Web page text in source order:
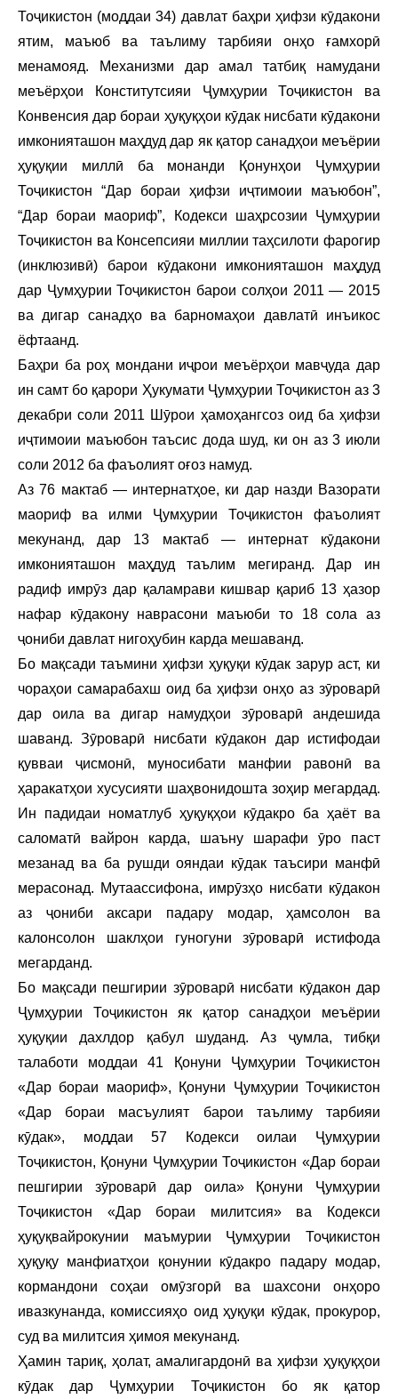
Тоҷикистон (моддаи 34) давлат баҳри ҳифзи кӯдакони
ятим, маъюб ва таълиму тарбияи онҳо ғамхорӣ
менамояд. Механизми дар амал татбиқ намудани
меъёрҳои Конститутсияи Ҷумҳурии Тоҷикистон ва
Конвенсия дар бораи ҳуқуқҳои кӯдак нисбати кӯдакони
имконияташон маҳдуд дар як қатор санадҳои меъёрии
ҳуқуқии миллӣ ба монанди Қонунҳои Ҷумҳурии
Тоҷикистон “Дар бораи ҳифзи иҷтимоии маъюбон”,
“Дар бораи маориф”, Кодекси шаҳрсозии Ҷумҳурии
Тоҷикистон ва Консепсияи миллии таҳсилоти фарогир
(инклюзивӣ) барои кӯдакони имконияташон маҳдуд
дар Ҷумҳурии Тоҷикистон барои солҳои 2011 — 2015
ва дигар санадҳо ва барномаҳои давлатӣ инъикос
ёфтаанд.
Баҳри ба роҳ мондани иҷрои меъёрҳои мавҷуда дар
ин самт бо қарори Ҳукумати Ҷумҳурии Тоҷикистон аз 3
декабри соли 2011 Шӯрои ҳамоҳангсоз оид ба ҳифзи
иҷтимоии маъюбон таъсис дода шуд, ки он аз 3 июли
соли 2012 ба фаъолият оғоз намуд.
Аз 76 мактаб — интернатҳое, ки дар назди Вазорати
маориф ва илми Ҷумҳурии Тоҷикистон фаъолият
мекунанд, дар 13 мактаб — интернат кӯдакони
имконияташон маҳдуд таълим мегиранд. Дар ин
радиф имрӯз дар қаламрави кишвар қариб 13 ҳазор
нафар кӯдакону наврасони маъюби то 18 сола аз
ҷониби давлат нигоҳубин карда мешаванд.
Бо мақсади таъмини ҳифзи ҳуқуқи кӯдак зарур аст, ки
чораҳои самарабахш оид ба ҳифзи онҳо аз зӯроварӣ
дар оила ва дигар намудҳои зӯроварӣ андешида
шаванд. Зӯроварӣ нисбати кӯдакон дар истифодаи
қувваи ҷисмонӣ, муносибати манфии равонӣ ва
ҳаракатҳои хусусияти шаҳвонидошта зоҳир мегардад.
Ин падидаи номатлуб ҳуқуқҳои кӯдакро ба ҳаёт ва
саломатӣ вайрон карда, шаъну шарафи ӯро паст
мезанад ва ба рушди ояндаи кӯдак таъсири манфӣ
мерасонад. Мутаассифона, имрӯзҳо нисбати кӯдакон
аз ҷониби аксари падару модар, ҳамсолон ва
калонсолон шаклҳои гуногуни зӯроварӣ истифода
мегарданд.
Бо мақсади пешгирии зӯроварӣ нисбати кӯдакон дар
Ҷумҳурии Тоҷикистон як қатор санадҳои меъёрии
ҳуқуқии дахлдор қабул шуданд. Аз ҷумла, тибқи
талаботи моддаи 41 Қонуни Ҷумҳурии Тоҷикистон
«Дар бораи маориф», Қонуни Ҷумҳурии Тоҷикистон
«Дар бораи масъулият барои таълиму тарбияи
кӯдак», моддаи 57 Кодекси оилаи Ҷумҳурии
Тоҷикистон, Қонуни Ҷумҳурии Тоҷикистон «Дар бораи
пешгирии зӯроварӣ дар оила» Қонуни Ҷумҳурии
Тоҷикистон «Дар бораи милитсия» ва Кодекси
ҳуқуқвайрокунии маъмурии Ҷумҳурии Тоҷикистон
ҳуқуқу манфиатҳои қонунии кӯдакро падару модар,
кормандони соҳаи омӯзгорӣ ва шахсони онҳоро
ивазкунанда, комиссияҳо оид ҳуқуқи кӯдак, прокурор,
суд ва милитсия ҳимоя мекунанд.
Ҳамин тариқ, ҳолат, амалигардонӣ ва ҳифзи ҳуқуқҳои
кӯдак дар Ҷумҳурии Тоҷикистон бо як қатор